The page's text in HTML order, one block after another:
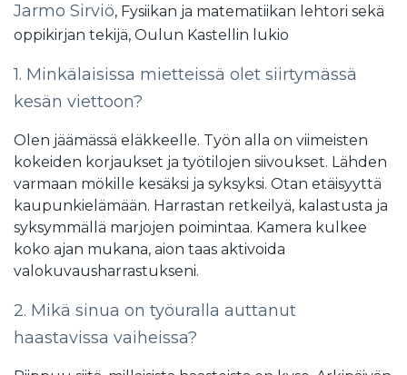
Jarmo Sirviö, Fysiikan ja matematiikan lehtori sekä
oppikirjan tekijä, Oulun Kastellin lukio
1. Minkälaisissa mietteissä olet siirtymässä
kesän viettoon?
Olen jäämässä eläkkeelle. Työn alla on viimeisten
kokeiden korjaukset ja työtilojen siivoukset. Lähden
varmaan mökille kesäksi ja syksyksi. Otan etäisyyttä
kaupunkielämään. Harrastan retkeilyä, kalastusta ja
syksymmällä marjojen poimintaa. Kamera kulkee
koko ajan mukana, aion taas aktivoida
valokuvausharrastukseni.
2. Mikä sinua on työuralla auttanut
haastavissa vaiheissa?